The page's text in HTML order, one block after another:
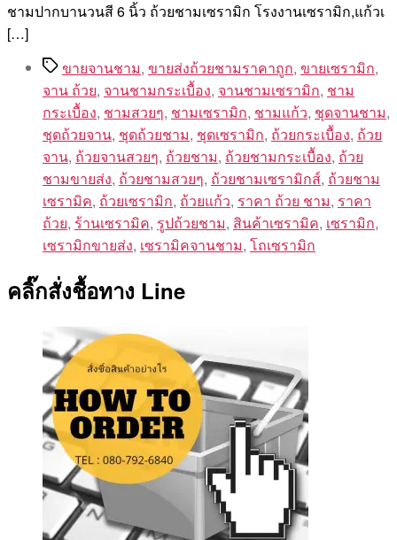
ชามปากบานวนสี 6 นิ้ว ถ้วยชามเซรามิก โรงงานเซรามิก,แก้วเ
[…]
Tagsขายจานชาม, ขายส่งถ้วยชามราคาถูก, ขายเซรามิก,
จาน ถ้วย, จานชามกระเบื้อง, จานชามเซรามิก, ชาม
กระเบื้อง, ชามสวยๆ, ชามเซรามิก, ชามแก้ว, ชุดจานชาม,
ชุดถ้วยจาน, ชุดถ้วยชาม, ชุดเซรามิก, ถ้วยกระเบื้อง, ถ้วย
จาน, ถ้วยจานสวยๆ, ถ้วยชาม, ถ้วยชามกระเบื้อง, ถ้วย
ชามขายส่ง, ถ้วยชามสวยๆ, ถ้วยชามเซรามิกส์, ถ้วยชาม
เซรามิค, ถ้วยเซรามิก, ถ้วยแก้ว, ราคา ถ้วย ชาม, ราคา
ถ้วย, ร้านเซรามิค, รูปถ้วยชาม, สินค้าเซรามิค, เซรามิก,
เซรามิกขายส่ง, เซรามิคจานชาม, โถเซรามิก
คลิ๊กสั่งชื้อทาง Line